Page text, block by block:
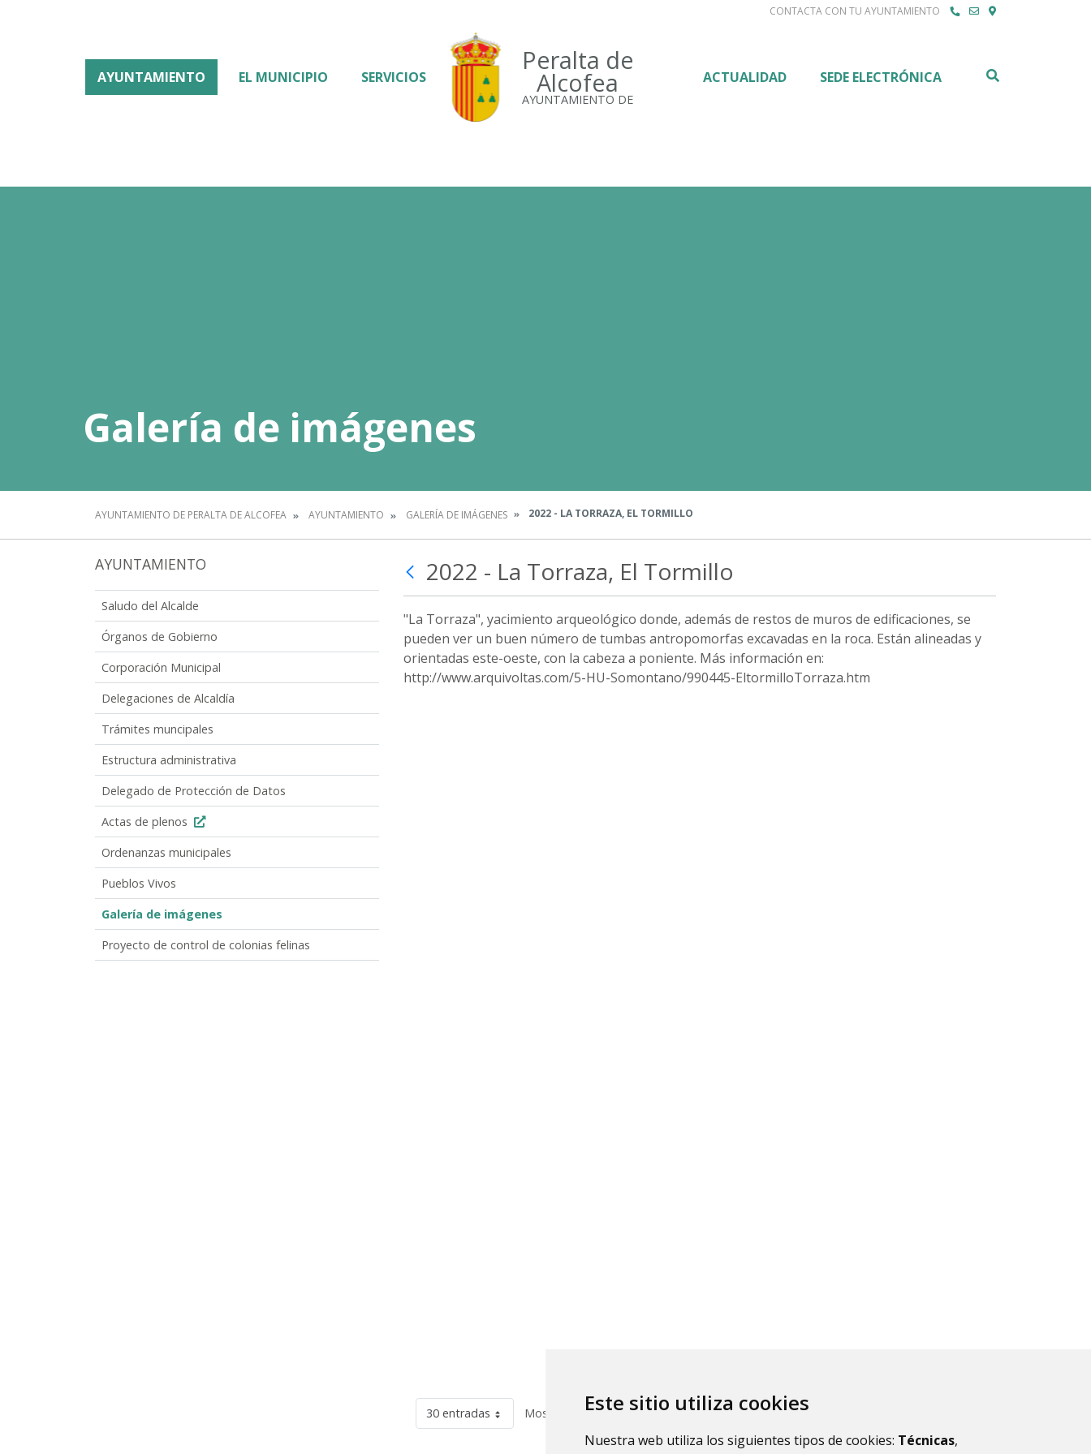
Este sitio utiliza cookies
Nuestra web utiliza los siguientes tipos de cookies: Técnicas,
CONTACTA CON TU AYUNTAMIENTO
Peralta de
Alcofea
AYUNTAMIENTO DE
AYUNTAMIENTO EL MUNICIPIO SERVICIOS ACTUALIDAD SEDE ELECTRÓNICA
Galería de imágenes
AYUNTAMIENTO DE PERALTA DE ALCOFEA AYUNTAMIENTO GALERÍA DE IMÁGENES 2022 - LA TORRAZA, EL TORMILLO
AYUNTAMIENTO
Saludo del Alcalde
Órganos de Gobierno
Corporación Municipal
Delegaciones de Alcaldía
Trámites muncipales
Estructura administrativa
Delegado de Protección de Datos
Actas de plenos
Ordenanzas municipales
Pueblos Vivos
Galería de imágenes
Proyecto de control de colonias felinas
2022 - La Torraza, El Tormillo
"La Torraza", yacimiento arqueológico donde, además de restos de muros de edificaciones, se
pueden ver un buen número de tumbas antropomorfas excavadas en la roca. Están alineadas y
orientadas este-oeste, con la cabeza a poniente. Más información en:
http://www.arquivoltas.com/5-HU-Somontano/990445-EltormilloTorraza.htm
30 entradas Mostrando el intervalo 1 - 30 de 32 resultados.